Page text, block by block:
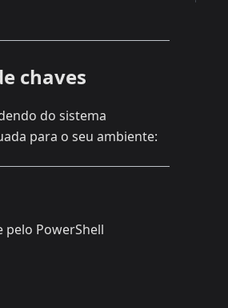
chaves
do sistema
para o seu ambiente:
PowerShell